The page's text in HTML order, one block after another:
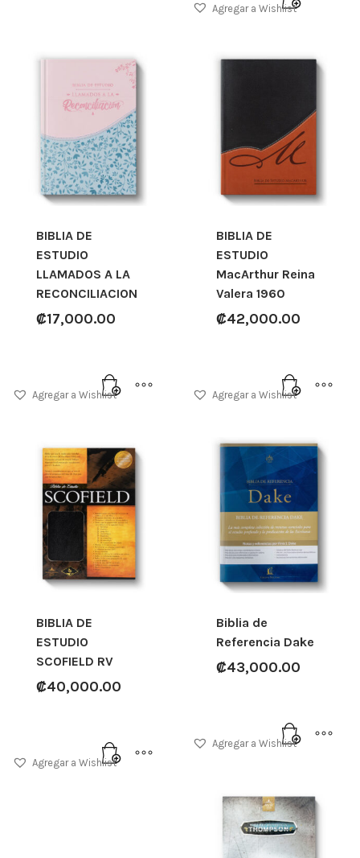
Agregar a Wishlist
BIBLIA DE
ESTUDIO
LLAMADOS A LA
RECONCILIACION
₡17,000.00
Agregar a Wishlist
BIBLIA DE
ESTUDIO
MacArthur Reina
Valera 1960
₡42,000.00
Agregar a Wishlist
BIBLIA DE
ESTUDIO
SCOFIELD RV
₡40,000.00
Agregar a Wishlist
Biblia de
Referencia Dake
₡43,000.00
Agregar a Wishlist